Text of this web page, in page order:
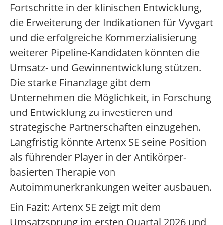
Fortschritte in der klinischen Entwicklung,
die Erweiterung der Indikationen für Vyvgart
und die erfolgreiche Kommerzialisierung
weiterer Pipeline-Kandidaten könnten die
Umsatz- und Gewinnentwicklung stützen.
Die starke Finanzlage gibt dem
Unternehmen die Möglichkeit, in Forschung
und Entwicklung zu investieren und
strategische Partnerschaften einzugehen.
Langfristig könnte Artenx SE seine Position
als führender Player in der Antikörper-
basierten Therapie von
Autoimmunerkrankungen weiter ausbauen.
Ein Fazit: Artenx SE zeigt mit dem
Umsatzsprung im ersten Quartal 2026 und